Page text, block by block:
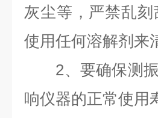
灰尘等，严禁乱
使用任何溶解剂来
2、要确保测振
响仪器的正常使用